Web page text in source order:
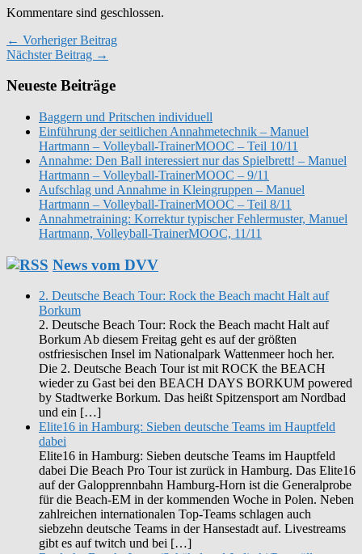
Kommentare sind geschlossen.
← Vorheriger Beitrag
Nächster Beitrag →
Neueste Beiträge
Baggern und Pritschen individuell
Einführung der seitlichen Annahmetechnik – Manuel
Hartmann – Volleyball-TrainerMOOC – Teil 10/11
Annahme: Den Ball interessiert nur das Spielbrett! – Manuel
Hartmann – Volleyball-TrainerMOOC – 9/11
Aufschlag und Annahme in Kleingruppen – Manuel
Hartmann – Volleyball-TrainerMOOC – Teil 8/11
Annahmetraining: Korrektur typischer Fehlermuster, Manuel
Hartmann, Volleyball-TrainerMOOC, 11/11
News vom DVV
2. Deutsche Beach Tour: Rock the Beach macht Halt auf
Borkum
2. Deutsche Beach Tour: Rock the Beach macht Halt auf
Borkum Ab diesem Freitag geht es auf der größten
ostfriesischen Insel im Nationalpark Wattenmeer hoch her.
Die 2. Deutsche Beach Tour ist mit ROCK the BEACH
wieder zu Gast bei den BEACH DAYS BORKUM powered
by Stadtwerke Borkum. Das heißt Spitzensport am Nordbad
und ein […]
Elite16 in Hamburg: Sieben deutsche Teams im Hauptfeld
dabei
Elite16 in Hamburg: Sieben deutsche Teams im Hauptfeld
dabei Die Beach Pro Tour ist zurück in Hamburg. Das Elite16
auf der Galopprennbahn Hamburg-Horn ist die Generalprobe
für die Beach-EM in der kommenden Woche in Polen. Neben
zahlreichen internationalen Top-Teams schlagen auch
siebzehn deutsche Teams in der Hansestadt auf. Livestreams
gibt es auf twitch und bei […]